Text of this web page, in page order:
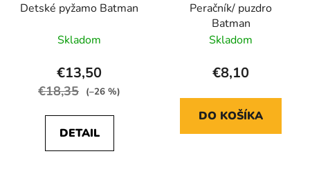
Detské pyžamo Batman
Skladom
€13,50
€18,35 (–26 %)
DETAIL
Peračník/ puzdro
Batman
Skladom
€8,10
DO KOŠÍKA